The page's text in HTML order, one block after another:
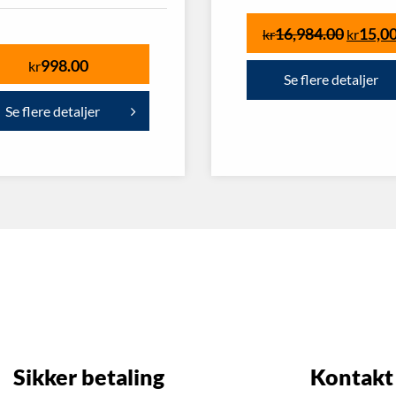
kr998.00
Se flere detaljer
kr16,984.00 kr
Se flere detaljer
Sikker betaling Kontakt